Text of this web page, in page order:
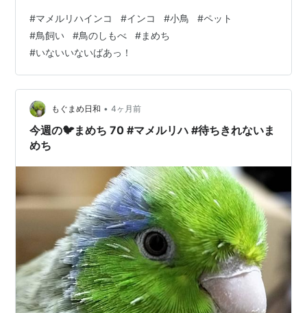
お見舞いされる💥 気に入ってるのか気に入らんのか、ち
ょっとわからんけど… 間違いなくテンション上がってる
から、きっと楽しんでくれてるに違いない。と思いた
い… 離れていても油断してると… 口ばし全開で猛進して
くる✋🐦💨 あまりの素早さに、結構ビビる。怖いぞまめ
ち。 加減はしてくれてるけ…
#マメルリハインコ #インコ #小鳥 #ペット
#鳥飼い #鳥のしもべ #まめち
#いないいないばあっ！
もぐまめ日和 • 4ヶ月前
今週の🐦まめち 70 #マメルリハ #待ちきれないま
めち